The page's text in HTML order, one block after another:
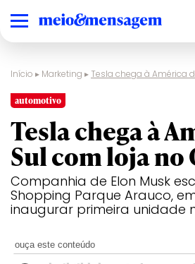
Início ▸ Marketing ▸ Tesla chega à América
automotivo
Tesla chega à
Sul com loja no
Companhia de Elon Musk
Shopping Parque Arauco,
inaugurar primeira unidade
ouça este conteúdo